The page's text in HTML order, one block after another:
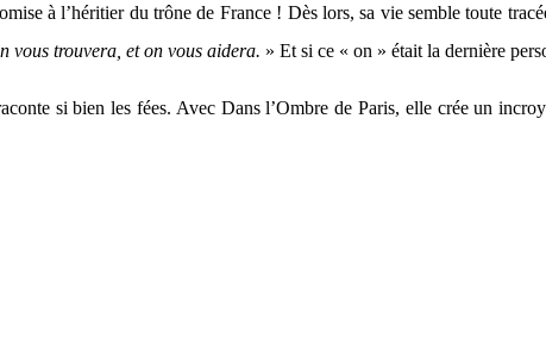
à l’héritier du trône de France ! Dès lors, sa vie semble toute
vous trouvera, et on vous aidera. » Et si ce « on » était la dernière
si bien les fées. Avec Dans l’Ombre de Paris, elle crée un